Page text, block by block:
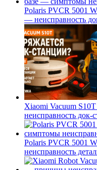
Polaris PVCR 5001
— неисправность
Xiaomi Vacuum
неисправность док-
Polaris PVCR 5001
неисправность